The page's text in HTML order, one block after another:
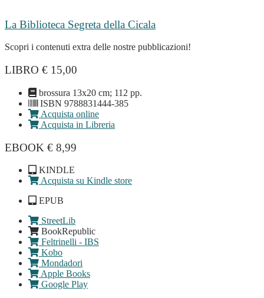
La Biblioteca Segreta della Cicala
Scopri i contenuti extra delle nostre pubblicazioni!
LIBRO € 15,00
brossura 13x20 cm; 112 pp.
ISBN 9788831444-385
Acquista online
Acquista in Libreria
EBOOK € 8,99
KINDLE
Acquista su Kindle store
EPUB
StreetLib
BookRepublic
Feltrinelli - IBS
Kobo
Mondadori
Apple Books
Google Play